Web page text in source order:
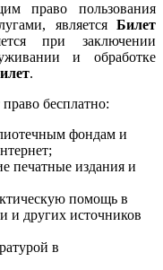
право пользования
является Билет
при заключении
и обработке
.
бесплатно:
фондам и
печатные издания и
помощь в
и других источников
в